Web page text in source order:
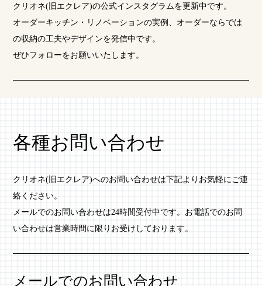
クリオネ(旧エクレア)の公式インスタグラムを更新中です。
オーダーキッチン・リノベーションの実例、オーダーならでは
の収納の工夫やデザインを発信中です。
ぜひフォローをお願いいたします。
各種お問い合わせ
クリオネ(旧エクレア)へのお問い合わせは下記よりお気軽にご連
絡ください。
メールでのお問い合わせは24時間受付中です。お電話でのお問
い合わせは営業時間に限りお受けしております。
メールでのお問い合わせ